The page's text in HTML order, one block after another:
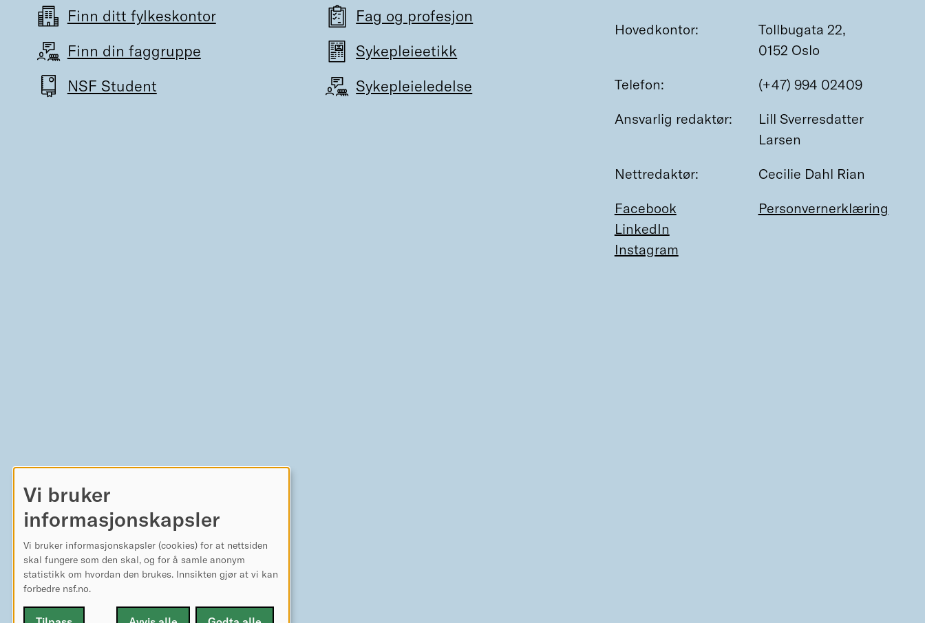
Finn ditt fylkeskontor
Finn din faggruppe
NSF Student
Fag og profesjon
Sykepleieetikk
Sykepleieledelse
Hovedkontor:
Tollbugata 22,
0152 Oslo
Telefon:
(+47) 994 02409
Ansvarlig redaktør:
Lill Sverresdatter
Larsen
Nettredaktør:
Cecilie Dahl Rian
Facebook
LinkedIn
Instagram
Personvernerklæring
Vi bruker
informasjonskapsler
Vi bruker informasjonskapsler (cookies) for at nettsiden
skal fungere som den skal, og for å samle anonym
statistikk om hvordan den brukes. Innsikten gjør at vi kan
forbedre nsf.no.